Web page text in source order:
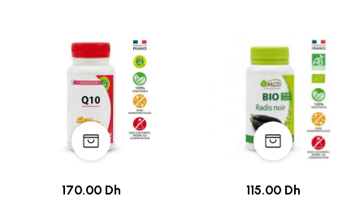
170.00 Dh 115.00 Dh